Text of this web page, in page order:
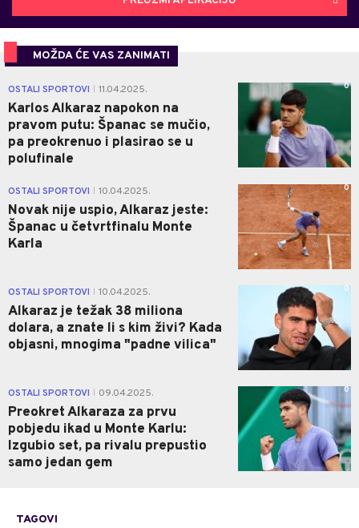
MOŽDA ĆE VAS ZANIMATI
OSTALI SPORTOVI 11.04.2025.
Karlos Alkaraz napokon na
pravom putu: Španac se mučio,
pa preokrenuo i plasirao se u
polufinale
0
OSTALI SPORTOVI 10.04.2025.
Novak nije uspio, Alkaraz jeste:
Španac u četvrtfinalu Monte
Karla
0
OSTALI SPORTOVI 10.04.2025.
Alkaraz je težak 38 miliona
dolara, a znate li s kim živi? Kada
objasni, mnogima "padne vilica"
0
OSTALI SPORTOVI 09.04.2025.
Preokret Alkaraza za prvu
pobjedu ikad u Monte Karlu:
Izgubio set, pa rivalu prepustio
samo jedan gem
0
TAGOVI